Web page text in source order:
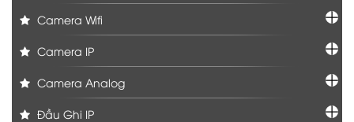
Camera Wifi
Camera IP
Camera Analog
Đầu Ghi IP